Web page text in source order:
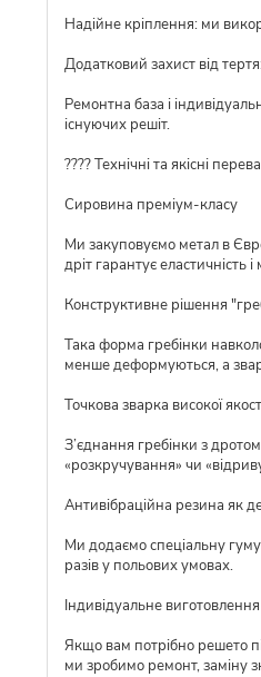
Надійне кріплення: ми
Додатковий захист від
Ремонтна база і
існуючих решіт.
???? Технічні та якісні
Сировина преміум-класу
Ми закуповуємо метал в
дріт гарантує еластичність
Конструктивне рішення
Така форма гребінки
менше деформуються, а
Точкова зварка високої
З’єднання гребінки з
«розкручування» чи
Антивібраційна резина як
Ми додаємо спеціальну
разів у польових умовах.
Індивідуальне
Якщо вам потрібно решето
ми зробимо ремонт, заміну